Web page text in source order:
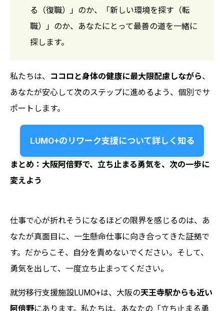
る（復職）」のか、「新しい環境を探す（転
職）」のか、あなたにとって最善の道を一緒に
探します。
私たちは、 ココロと身体の健康に最大限配慮しながら、
あなたが安心して次のステップに進めるよう、個別でサ
ポートします。
LUMO+のリワーク支援について詳しく知る
まとめ：大阪阿倍野で、立ち止まる勇気を、次の一歩に
変えよう
仕事で心が折れそうになるほどの限界を感じるのは、あ
なたが真面目に、一生懸命仕事に向き合ってきた証拠で
す。だからこそ、自分を責めないでください。そして、
勇気を出して、一度立ち止まってください。
就労移行支援施設LUMO+は、大阪の天王寺駅からも近い
阿倍野にあります。私たちは、あなたの「立ち止まる勇